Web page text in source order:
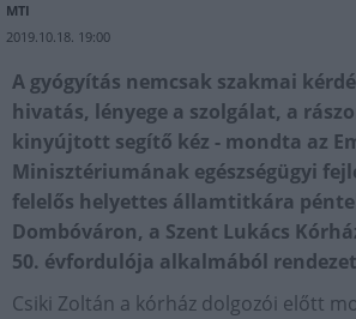
MTI
2019.10.18. 19:00
A gyógyítás nemcsak szakmai
hivatás, lényege a szolgálat, a
kinyújtott segítő kéz - mondta az
Minisztériumának egészségügyi
felelős helyettes államtitkára
Dombóváron, a Szent Lukács
50. évfordulója alkalmából
Csiki Zoltán a kórház dolgozói előtt